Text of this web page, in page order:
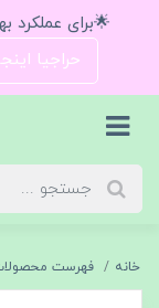
🌟برای عملکرد
حراجیا
خانه فهرست